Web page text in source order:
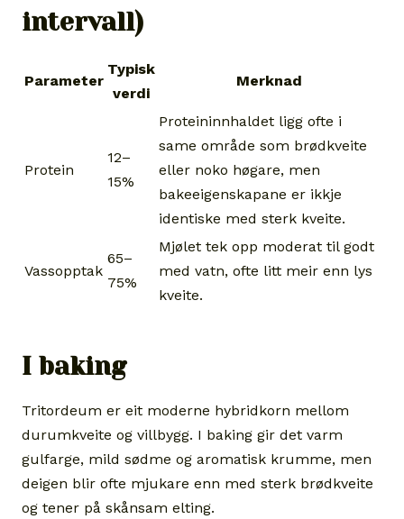
intervall)
Parameter
Typisk
verdi
Merknad
Protein
12–
15%
Proteininnhaldet ligg ofte i
same område som brødkveite
eller noko høgare, men
bakeeigenskapane er ikkje
identiske med sterk kveite.
Vassopptak
65–
75%
Mjølet tek opp moderat til godt
med vatn, ofte litt meir enn lys
kveite.
I baking
Tritordeum er eit moderne hybridkorn mellom
durumkveite og villbygg. I baking gir det varm
gulfarge, mild sødme og aromatisk krumme, men
deigen blir ofte mjukare enn med sterk brødkveite
og tener på skånsam elting.